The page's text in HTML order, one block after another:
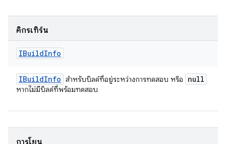
คิกรีเทิร์น
IBuildInfo
IBuildInfo สำหรับบิลด์ที่อยู่ระหว่างการทดสอบ หรือ null
หากไม่มีบิลด์ที่พร้อมทดสอบ
การโยน